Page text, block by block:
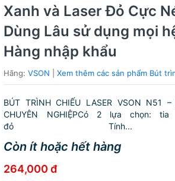
Xanh và Laser Đỏ Cực
Dùng Lâu sử dụng mọi
Hàng nhập khẩu
Hãng:VSON |Xem thêm các sản phẩm Bút
BÚT TRÌNH CHIẾU LASER VSON N51
CHUYÊN NGHIỆPCó 2 lựa chọn:
đỏ Tính...
Còn ít hoặc hết hàng
264,000 đ